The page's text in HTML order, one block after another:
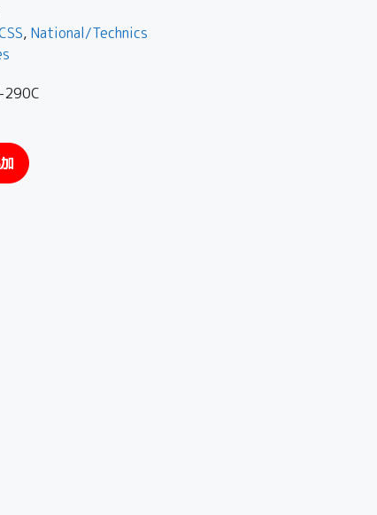
, National/Technics
290C